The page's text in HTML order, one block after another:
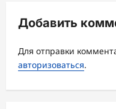
я
з
а
Добавить
Для отправки
авторизоваться.